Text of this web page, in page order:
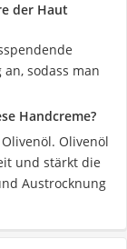
der Haut
sodass man
Handcreme?
Olivenöl
und stärkt die
Austrocknung